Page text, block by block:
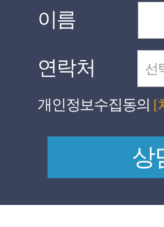
이름
연락처
개인정보수집동의 [